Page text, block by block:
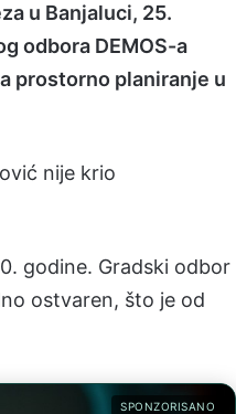
u Banjaluci, 25.
odbora DEMOS-a
prostorno planiranje u
nije krio
godine. Gradski odbor
ostvaren, što je od
SPONZORISANO